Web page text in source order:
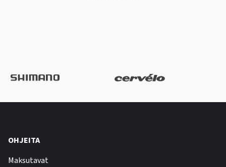
OHJEITA
Maksutavat